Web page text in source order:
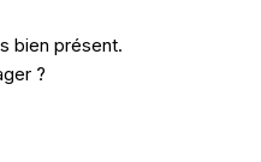
bien présent.
?